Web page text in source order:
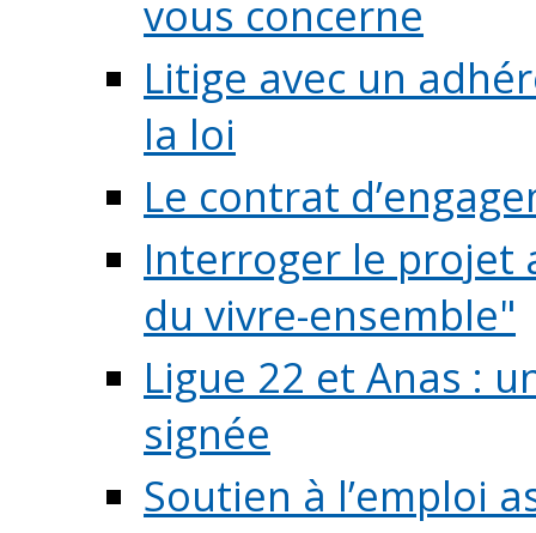
vous concerne
Litige avec un
la loi
Le contrat
Interroger le projet
du vivre-ensemble"
Ligue 22 et Anas :
signée
Soutien à l’emploi